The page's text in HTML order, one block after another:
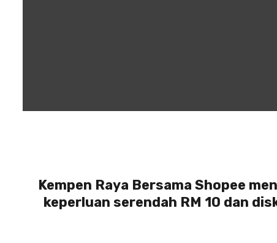
Kempen Raya Bersama Shopee
keperluan serendah RM 10 dan